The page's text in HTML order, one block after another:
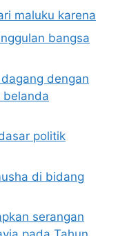
maluku karena
bangsa
dengan
belanda
politik
di bidang
serangan